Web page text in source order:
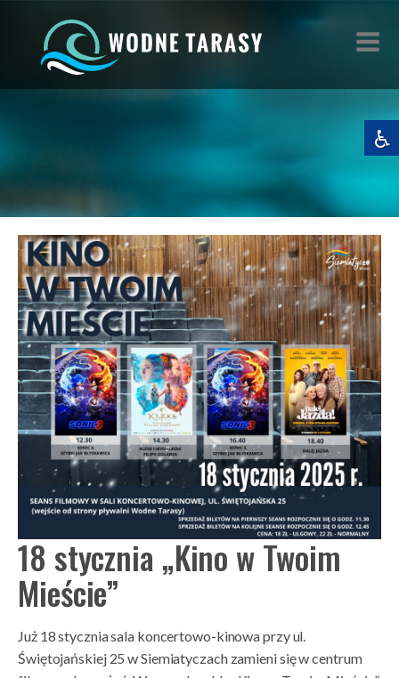
18 stycznia „Kino w Twoim
Mieście”
Już 18 stycznia sala koncertowo-kinowa przy ul.
Świętojańskiej 25 w Siemiatyczach zamieni się w centrum